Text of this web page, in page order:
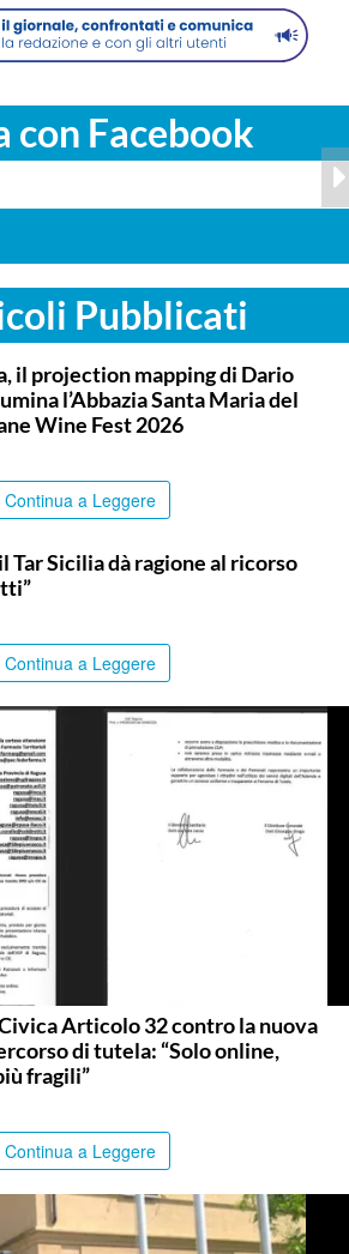
con Facebook
Pubblicati
il projection mapping di Dario
l’Abbazia Santa Maria del
Wine Fest 2026
Continua a Leggere
Tar Sicilia dà ragione al ricorso
Continua a Leggere
Articolo 32 contro la nuova
di tutela: “Solo online,
fragili”
Continua a Leggere